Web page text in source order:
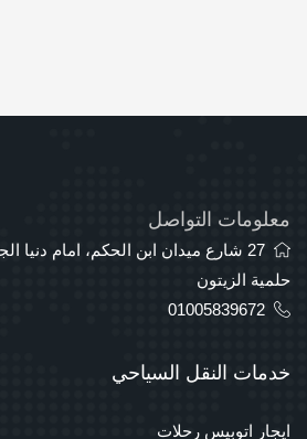
معلومات التواصل
27 شارع ميدان ابن الحكم، امام دنيا
حلمية الزيتون
01005839672
خدمات النقل السياحي
ايجار اتوبيس رحلات